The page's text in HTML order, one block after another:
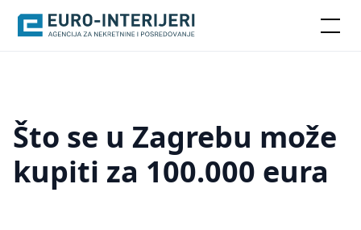
Što se u Zagrebu može
kupiti za 100.000 eura